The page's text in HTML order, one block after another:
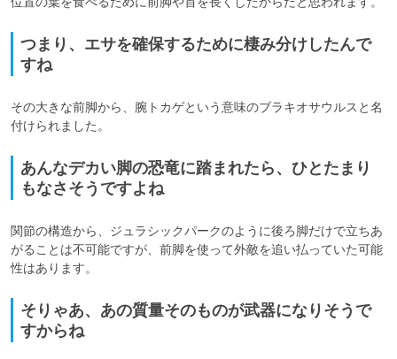
つまり、エサを確保するために棲み分けしたんで
すね
その大きな前脚から、腕トカゲという意味のブラキオサウルスと名
付けられました。
あんなデカい脚の恐竜に踏まれたら、ひとたまり
もなさそうですよね
関節の構造から、ジュラシックパークのように後ろ脚だけで立ちあ
がることは不可能ですが、前脚を使って外敵を追い払っていた可能
性はあります。
そりゃあ、あの質量そのものが武器になりそうで
すからね